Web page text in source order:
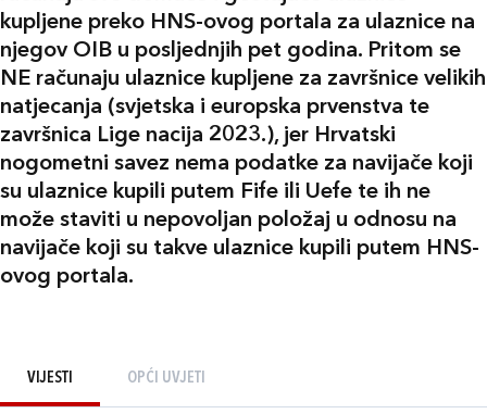
kupljene preko HNS-ovog portala za ulaznice na
njegov OIB u posljednjih pet godina. Pritom se
NE računaju ulaznice kupljene za završnice velikih
natjecanja (svjetska i europska prvenstva te
završnica Lige nacija 2023.), jer Hrvatski
nogometni savez nema podatke za navijače koji
su ulaznice kupili putem Fife ili Uefe te ih ne
može staviti u nepovoljan položaj u odnosu na
navijače koji su takve ulaznice kupili putem HNS-
ovog portala.
VIJESTI OPĆI UVJETI